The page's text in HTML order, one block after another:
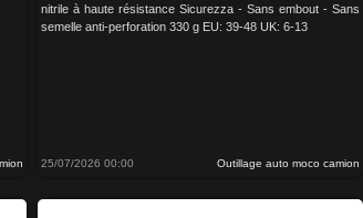
nitrile à haute résistance Sicurezza - Sans embout - Sans
semelle anti-perforation 330 g EU: 39-48 UK: 6-13
25/07/2026 00:00 Outillage auto moco camion